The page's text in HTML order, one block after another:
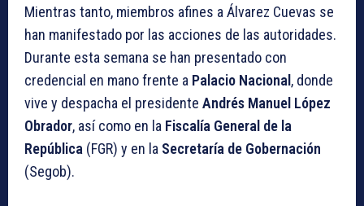
Mientras tanto, miembros afines a Álvarez Cuevas se
han manifestado por las acciones de las autoridades.
Durante esta semana se han presentado con
credencial en mano frente a Palacio Nacional , donde
vive y despacha el presidente Andrés Manuel López
Obrador, así como en la Fiscalía General de la
República (FGR) y en la Secretaría de Gobernación
(Segob).